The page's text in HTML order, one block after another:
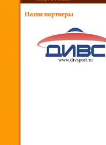
Наши партнеры
www.divsport.ru